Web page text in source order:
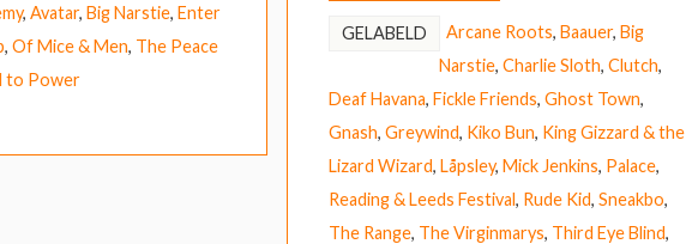
, Avatar, Big Narstie, Enter
, Of Mice & Men, The Peace
to Power
GELABELD Arcane Roots, Baauer, Big
Narstie, Charlie Sloth, Clutch,
Deaf Havana, Fickle Friends, Ghost Town,
Gnash, Greywind, Kiko Bun, King Gizzard & the
Lizard Wizard, Låpsley, Mick Jenkins, Palace,
Reading & Leeds Festival, Rude Kid, Sneakbo,
The Range, The Virginmarys, Third Eye Blind,